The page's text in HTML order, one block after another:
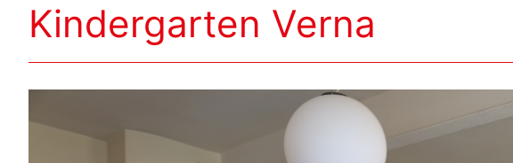
Kindergarten Verna